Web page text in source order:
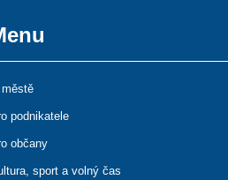
podnikatele
občany
sport a volný čas